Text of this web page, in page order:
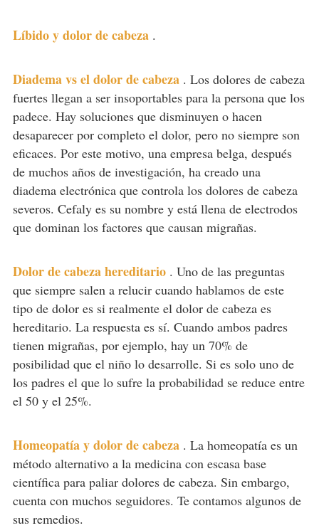
Líbido y dolor de cabeza .
Diadema vs el dolor de cabeza . Los dolores de cabeza
fuertes llegan a ser insoportables para la persona que los
padece. Hay soluciones que disminuyen o hacen
desaparecer por completo el dolor, pero no siempre son
eficaces. Por este motivo, una empresa belga, después
de muchos años de investigación, ha creado una
diadema electrónica que controla los dolores de cabeza
severos. Cefaly es su nombre y está llena de electrodos
que dominan los factores que causan migrañas.
Dolor de cabeza hereditario . Uno de las preguntas
que siempre salen a relucir cuando hablamos de este
tipo de dolor es si realmente el dolor de cabeza es
hereditario. La respuesta es sí. Cuando ambos padres
tienen migrañas, por ejemplo, hay un 70% de
posibilidad que el niño lo desarrolle. Si es solo uno de
los padres el que lo sufre la probabilidad se reduce entre
el 50 y el 25%.
Homeopatía y dolor de cabeza . La homeopatía es un
método alternativo a la medicina con escasa base
científica para paliar dolores de cabeza. Sin embargo,
cuenta con muchos seguidores. Te contamos algunos de
sus remedios.